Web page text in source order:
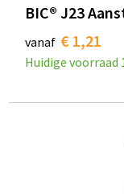
BIC® J23
vanaf € 1,21
Huidige voorraad